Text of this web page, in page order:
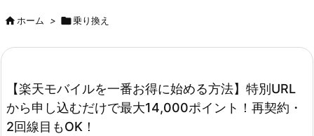
検索
ホーム > 乗り換え
【楽天モバイルを一番お得に始める方法】特別URL
から申し込むだけで最大14,000ポイント！再契約・
2回線目もOK！